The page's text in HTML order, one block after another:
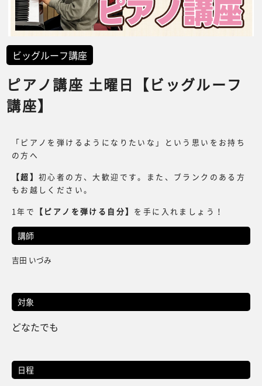
ビッグルーフ講座
ピアノ講座 土曜日【ビッグルーフ
講座】
「ピアノを弾けるようになりたいな」という思いをお持ち
の方へ
【超】 初心者の方、大歓迎です。また、ブランクのある方
もお越しください。
1年で 【 ピアノを弾ける自分】 を手に入れましょう！
講師
吉田 いづみ
対象
どなたでも
日程